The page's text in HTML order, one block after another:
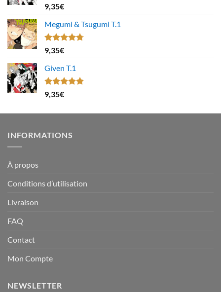
Note
4.00
5
9,35€
Megumi & Tsugumi T.1
Note4.67
sur 5
9,35€
Given T.1
Note5.00
sur 5
9,35€
INFORMATIONS
À propos
Conditions d’utilisation
Livraison
FAQ
Contact
Mon Compte
NEWSLETTER